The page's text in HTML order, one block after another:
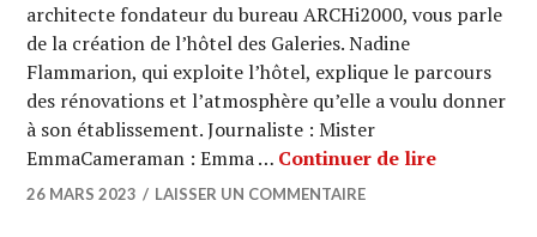
architecte fondateur du bureau ARCHi2000, vous parle
de la création de l’hôtel des Galeries. Nadine
Flammarion, qui exploite l’hôtel, explique le parcours
des rénovations et l’atmosphère qu’elle a voulu donner
à son établissement. Journaliste : Mister
EmmaCameraman : Emma … Continuer de lireARCHI
26 MARS 2023 LAISSER UN COMMENTAIRE